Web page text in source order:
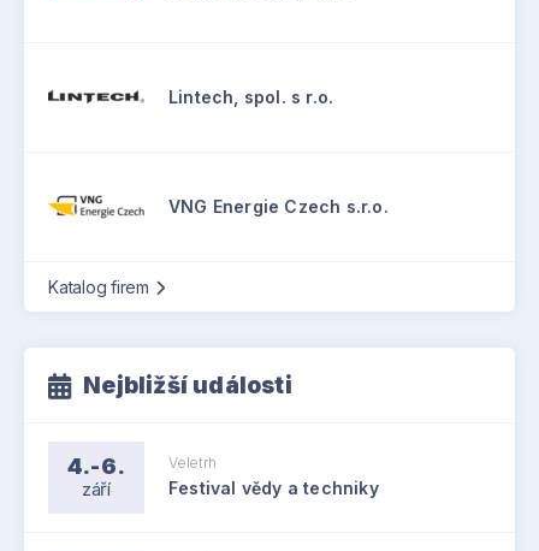
Lintech, spol. s r.o.
VNG Energie Czech s.r.o.
Katalog firem
Nejbližší události
4.-6.
září
Veletrh
Festival vědy a techniky